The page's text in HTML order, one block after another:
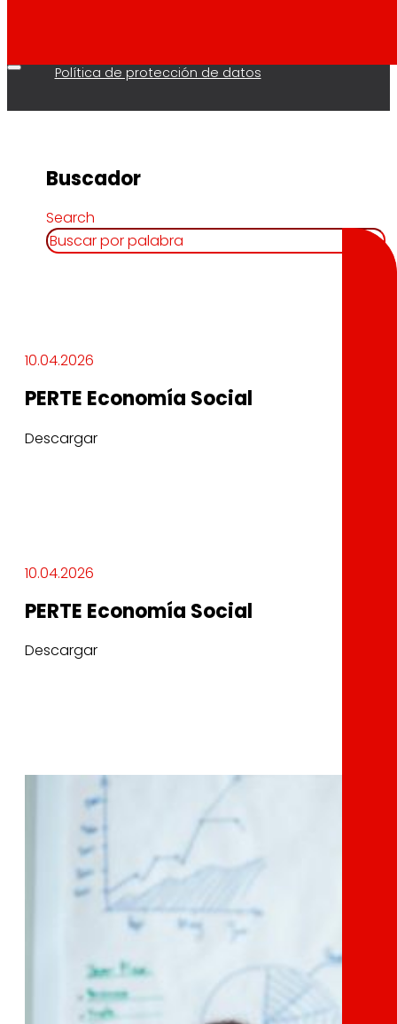
Política de protección de datos
Buscador
Search
10.04.2026
PERTE Economía Social
Descargar
10.04.2026
PERTE Economía Social
Descargar